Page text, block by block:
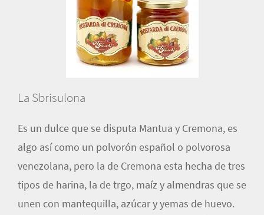
La Sbrisulona
Es un dulce que se disputa Mantua y Cremona, es
algo así como un polvorón español o polvorosa
venezolana, pero la de Cremona esta hecha de tres
tipos de harina, la de trgo, maíz y almendras que se
unen con mantequilla, azúcar y yemas de huevo.